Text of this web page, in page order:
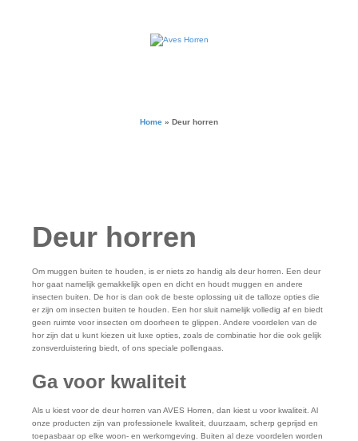
Home » Deur horren
Deur horren
Om muggen buiten te houden, is er niets zo handig als deur horren. Een deur
hor gaat namelijk gemakkelijk open en dicht en houdt muggen en andere
insecten buiten. De hor is dan ook de beste oplossing uit de talloze opties die
er zijn om insecten buiten te houden. Een hor sluit namelijk volledig af en biedt
geen ruimte voor insecten om doorheen te glippen. Andere voordelen van de
hor zijn dat u kunt kiezen uit luxe opties, zoals de combinatie hor die ook gelijk
zonsverduistering biedt, of ons speciale pollengaas.
Ga voor kwaliteit
Als u kiest voor de deur horren van AVES Horren, dan kiest u voor kwaliteit. Al
onze producten zijn van professionele kwaliteit, duurzaam, scherp geprijsd en
toepasbaar op elke woon- en werkomgeving. Buiten al deze voordelen worden